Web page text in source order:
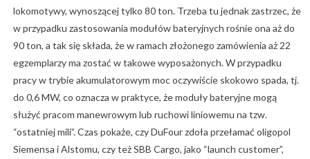
lokomotywy, wynoszącej tylko 80 ton. Trzeba tu jednak zastrzec, że
w przypadku zastosowania modułów bateryjnych rośnie ona aż do
90 ton, a tak się składa, że w ramach złożonego zamówienia aż 22
egzemplarzy ma zostać w takowe wyposażonych. W przypadku
pracy w trybie akumulatorowym moc oczywiście skokowo spada, tj.
do 0,6 MW, co oznacza w praktyce, że moduły bateryjne mogą
służyć pracom manewrowym lub ruchowi liniowemu na tzw.
“ostatniej mili”. Czas pokaże, czy DuFour zdoła przełamać oligopol
Siemensa i Alstomu, czy też SBB Cargo, jako “launch customer”,